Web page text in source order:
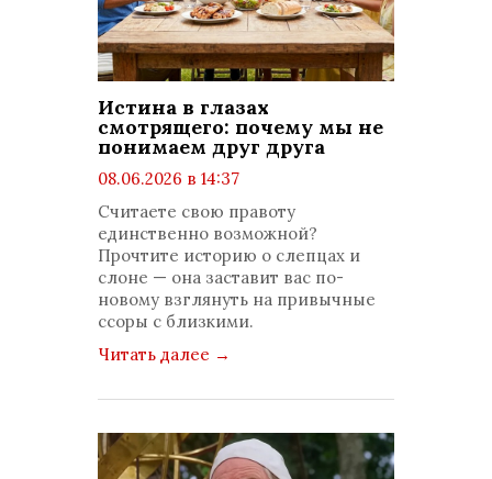
Истина в глазах
смотрящего: почему мы не
понимаем друг друга
08.06.2026 в 14:37
комментариев: 0
Считаете свою правоту
единственно возможной?
Прочтите историю о слепцах и
слоне — она заставит вас по-
новому взглянуть на привычные
ссоры с близкими.
Читать далее →